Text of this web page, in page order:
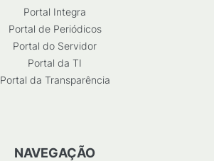
Portal Integra
Portal de Periódicos
Portal do Servidor
Portal da TI
Portal da Transparência
NAVEGAÇÃO